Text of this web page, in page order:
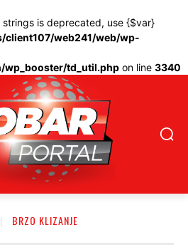
strings is deprecated, use {$var}
client107/web241/web/wp-
wp_booster/td_util.php on line 3340
BRZO KLIZANJE